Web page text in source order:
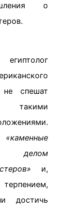
о
спешат
«каменные
и,
достичь